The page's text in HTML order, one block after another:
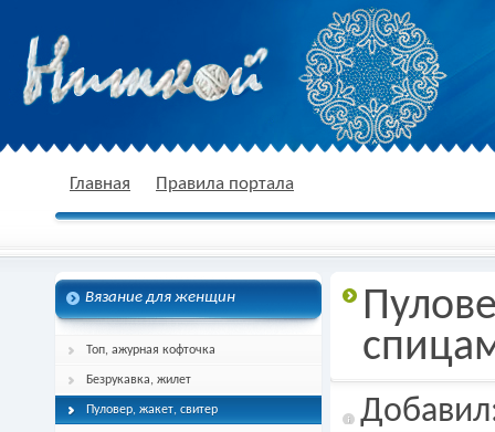
спицами, схема и описание
Главная Правила портала
Вязание для женщин
Топ, ажурная кофточка
Безрукавка, жилет
Пуловер, жакет, свитер